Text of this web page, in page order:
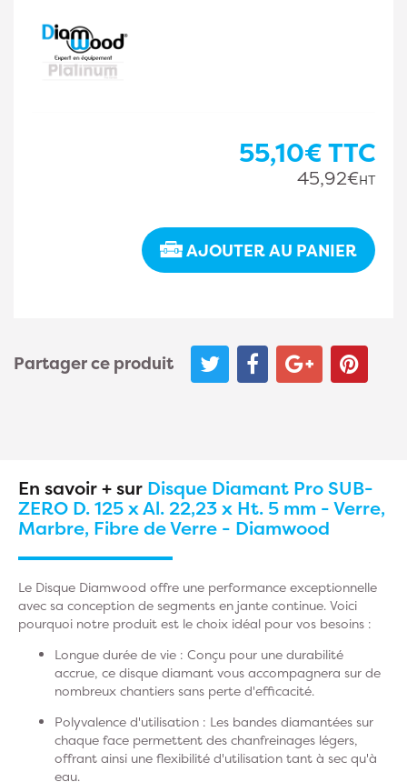
55,10€TTC
45,92€HT
AJOUTER AU PANIER
Partager ce produit
En savoir + sur Disque Diamant Pro SUB-
ZERO D. 125 x Al. 22,23 x Ht. 5 mm - Verre,
Marbre, Fibre de Verre - Diamwood
Le Disque Diamwood offre une performance exceptionnelle
avec sa conception de segments en jante continue. Voici
pourquoi notre produit est le choix idéal pour vos besoins :
Longue durée de vie : Conçu pour une durabilité
accrue, ce disque diamant vous accompagnera sur de
nombreux chantiers sans perte d'efficacité.
Polyvalence d'utilisation : Les bandes diamantées sur
chaque face permettent des chanfreinages légers,
offrant ainsi une flexibilité d'utilisation tant à sec qu'à
eau.